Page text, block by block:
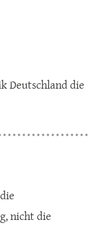
Deutschland die
nicht die